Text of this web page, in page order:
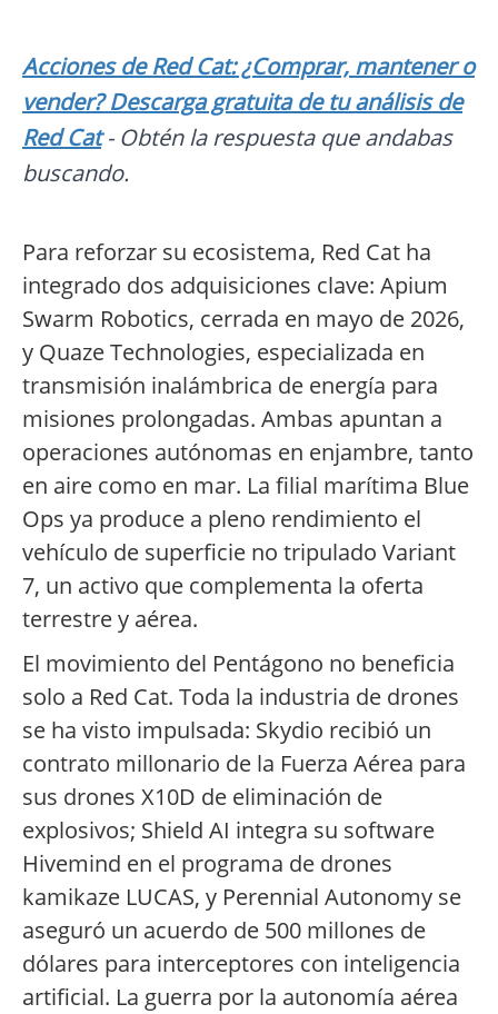
Acciones de Red Cat: ¿Comprar, mantener o
vender? Descarga gratuita de tu análisis de
Red Cat- Obtén la respuesta que andabas
buscando.
Para reforzar su ecosistema, Red Cat ha
integrado dos adquisiciones clave: Apium
Swarm Robotics, cerrada en mayo de 2026,
y Quaze Technologies, especializada en
transmisión inalámbrica de energía para
misiones prolongadas. Ambas apuntan a
operaciones autónomas en enjambre, tanto
en aire como en mar. La filial marítima Blue
Ops ya produce a pleno rendimiento el
vehículo de superficie no tripulado Variant
7, un activo que complementa la oferta
terrestre y aérea.
El movimiento del Pentágono no beneficia
solo a Red Cat. Toda la industria de drones
se ha visto impulsada: Skydio recibió un
contrato millonario de la Fuerza Aérea para
sus drones X10D de eliminación de
explosivos; Shield AI integra su software
Hivemind en el programa de drones
kamikaze LUCAS, y Perennial Autonomy se
aseguró un acuerdo de 500 millones de
dólares para interceptores con inteligencia
artificial. La guerra por la autonomía aérea